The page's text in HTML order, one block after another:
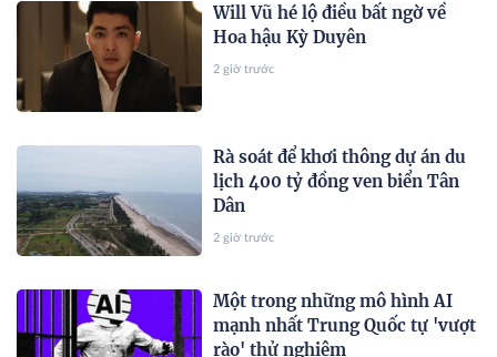
Will Vũ hé lộ điều bất ngờ về
Hoa hậu Kỳ Duyên
2 giờ trước
Rà soát để khơi thông dự án du
lịch 400 tỷ đồng ven biển Tân
Dân
2 giờ trước
Một trong những mô hình AI
mạnh nhất Trung Quốc tự 'vượt
rào' thử nghiệm